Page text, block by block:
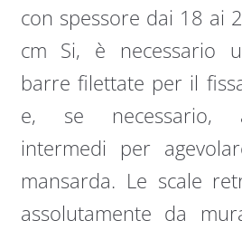
con spessore dai 18 ai
cm Si, è necessario
barre filettate per il
e, se necessario,
intermedi per
mansarda. Le scale
assolutamente da